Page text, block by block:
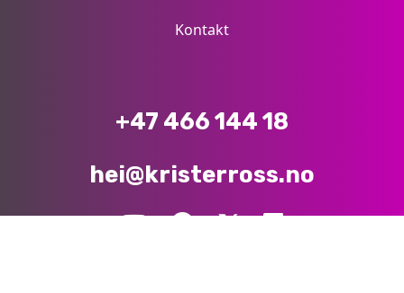
Kontakt
+47 466 144 18
hei@kristerross.no